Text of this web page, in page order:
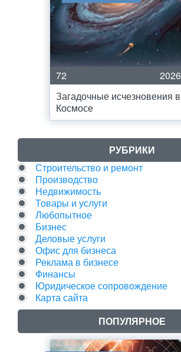
72
Загадочные исчезновения в
Космосе
РУБРИКИ
Строительство и ремонт
Производство
Недвижимость
Товары и услуги
Любопытное
Бизнес
Деловые услуги
Офис для бизнеса
Реклама в бизнесе
Финансы
Юридическое сопровождение
Карта сайта
ПОПУЛЯРНОЕ